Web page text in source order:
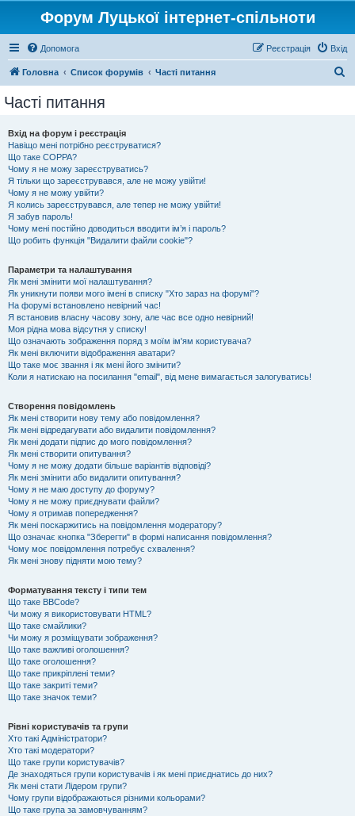
Форум Луцької інтернет-спільноти
Допомога Вхід
Реєстрація
Головна Список форумів Часті питання
Часті питання
Вхід на форум і реєстрація
Навіщо мені потрібно реєструватися?
Що таке COPPA?
Чому я не можу зареєструватись?
Я тільки що зареєструвався, але не можу увійти!
Чому я не можу увійти?
Я колись зареєструвався, але тепер не можу увійти!
Я забув пароль!
Чому мені постійно доводиться вводити ім’я і пароль?
Що робить функція "Видалити файли cookie"?
Параметри та налаштування
Як мені змінити мої налаштування?
Як уникнути появи мого імені в списку "Хто зараз на форумі"?
На форумі встановлено невірний час!
Я встановив власну часову зону, але час все одно невірний!
Моя рідна мова відсутня у списку!
Що означають зображення поряд з моїм ім'ям користувача?
Як мені включити відображення аватари?
Що таке моє звання і як мені його змінити?
Коли я натискаю на посилання "email", від мене вимагається залогуватись!
Створення повідомлень
Як мені створити нову тему або повідомлення?
Як мені відредагувати або видалити повідомлення?
Як мені додати підпис до мого повідомлення?
Як мені створити опитування?
Чому я не можу додати більше варіантів відповіді?
Як мені змінити або видалити опитування?
Чому я не маю доступу до форуму?
Чому я не можу приєднувати файли?
Чому я отримав попередження?
Як мені поскаржитись на повідомлення модератору?
Що означає кнопка "Зберегти" в формі написання повідомлення?
Чому моє повідомлення потребує схвалення?
Як мені знову підняти мою тему?
Форматування тексту і типи тем
Що таке BBCode?
Чи можу я використовувати HTML?
Що таке смайлики?
Чи можу я розміщувати зображення?
Що таке важливі оголошення?
Що таке оголошення?
Що таке прикріплені теми?
Що таке закриті теми?
Що таке значок теми?
Рівні користувачів та групи
Хто такі Адміністратори?
Хто такі модератори?
Що таке групи користувачів?
Де знаходяться групи користувачів і як мені приєднатись до них?
Як мені стати Лідером групи?
Чому групи відображаються різними кольорами?
Що таке група за замовчуванням?